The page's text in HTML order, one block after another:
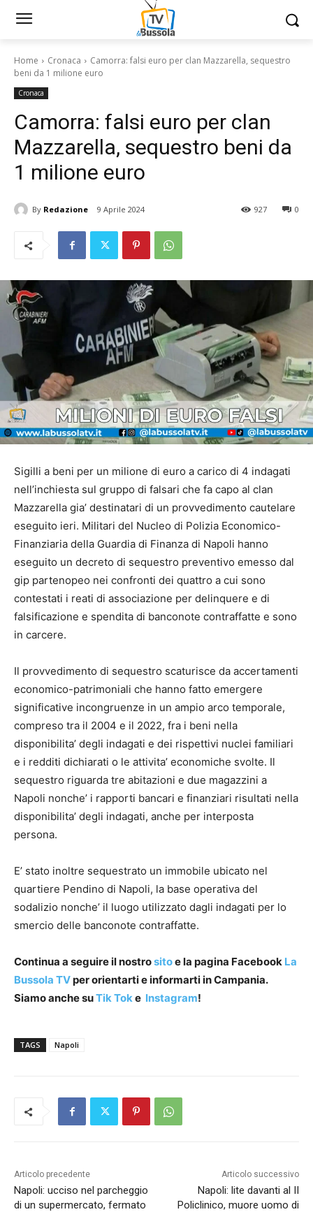
Home Cronaca
Camorra: falsi euro per clan Mazzarella, sequestro
beni da 1 milione euro
Cronaca
Camorra: falsi euro per clan
Mazzarella, sequestro beni da
1 milione euro
By Redazione 9 Aprile 2024 0
927
Sigilli a beni per un milione di euro a carico di 4 indagati
nell’inchiesta sul gruppo di falsari che fa capo al clan
Mazzarella gia’ destinatari di un provvedimento cautelare
eseguito ieri. Militari del Nucleo di Polizia Economico-
Finanziaria della Guardia di Finanza di Napoli hanno
eseguito un decreto di sequestro preventivo emesso dal
gip partenopeo nei confronti dei quattro a cui sono
contestati i reati di associazione per delinquere e di
falsificazione e spendita di banconote contraffatte e sono
in carcere.
Il provvedimento di sequestro scaturisce da accertamenti
economico-patrimoniali che hanno fatto emergere
significative incongruenze in un ampio arco temporale,
compreso tra il 2004 e il 2022, fra i beni nella
disponibilita’ degli indagati e dei rispettivi nuclei familiari
e i redditi dichiarati o le attivita’ economiche svolte. Il
sequestro riguarda tre abitazioni e due magazzini a
Napoli nonche’ i rapporti bancari e finanziari risultati nella
disponibilita’ degli indagati, anche per interposta
persona.
E’ stato inoltre sequestrato un immobile ubicato nel
quartiere Pendino di Napoli, la base operativa del
sodalizio nonche’ il luogo utilizzato dagli indagati per lo
smercio delle banconote contraffatte.
Continua a seguire il nostrositoe la pagina Facebook La
Bussola TVper orientarti e informarti in Campania.
Siamo anche suTik Toke Instagram!
TAGS Napoli
Articolo precedente
Napoli: ucciso nel parcheggio
di un supermercato, fermato
Articolo successivo
Napoli: lite davanti al II
Policlinico, muore uomo di